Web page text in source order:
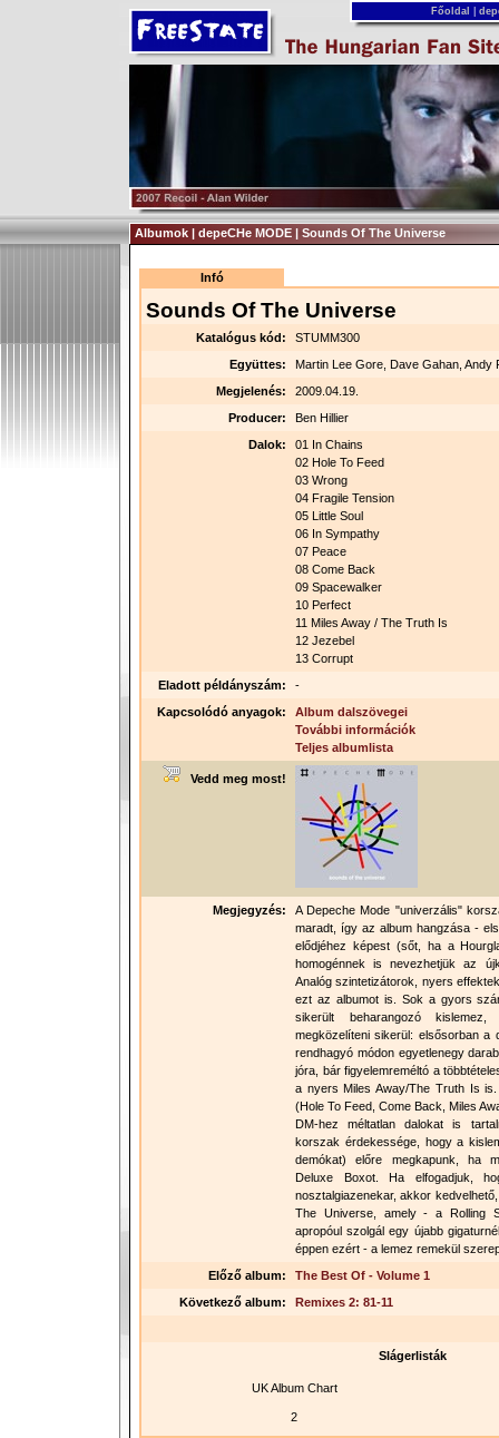
Főoldal
Albumok | depeCHe MODE | Sounds Of The Universe
Infó
Sounds Of The Universe
Katalógus kód:
STUMM300
Együttes:
Martin Lee Gore, Dave Gahan, Andy
Megjelenés:
2009.04.19.
Producer:
Ben Hillier
Dalok:
01 In Chains
02 Hole To Feed
03 Wrong
04 Fragile Tension
05 Little Soul
06 In Sympathy
07 Peace
08 Come Back
09 Spacewalker
10 Perfect
11 Miles Away / The Truth Is
12 Jezebel
13 Corrupt
Eladott példányszám:
-
Kapcsolódó anyagok:
Album dalszövegei
További információk
Teljes albumlista
Vedd meg most!
Megjegyzés:
A Depeche Mode "univerzális"
maradt, így az album hangzása -
elődjéhez képest (sőt, ha a
homogénnek is nevezhetjük az
Analóg szintetizátorok, nyers
ezt az albumot is. Sok a gyors
sikerült beharangozó
megközelíteni sikerül: elsősorban a
rendhagyó módon egyetlenegy
jóra, bár figyelemreméltó a
a nyers Miles Away/The Truth Is
(Hole To Feed, Come Back, Miles
DM-hez méltatlan dalokat is
korszak érdekessége, hogy a
demókat) előre megkapunk, ha
Deluxe Boxot. Ha elfogadjuk,
nosztalgiazenekar, akkor
The Universe, amely - a Rolling
apropóul szolgál egy újabb
éppen ezért - a lemez remekül
Előző album:
The Best Of - Volume 1
Következő album:
Remixes 2: 81-11
Slágerlisták
UK Album Chart
2